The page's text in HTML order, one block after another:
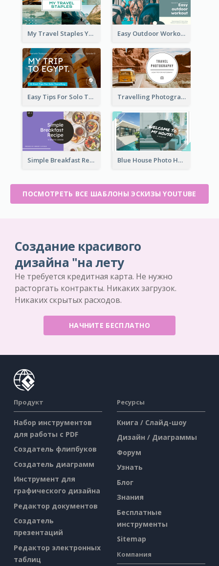
My Travel Staples YouTube Thumbnail Easy Outdoor Workout YouTube Thumbnail
Easy Tips For Solo Traveler YouTube Thumbnail Travelling Photography Tips YouTube Thumbnail
Simple Breakfast Recipe Tutorial YouTube Thumbnail Blue House Photo House Tour YouTube Thumbnail
ПОСМОТРЕТЬ ВСЕ ШАБЛОНЫ ЭСКИЗЫ YOUTUBE
Создание красивого
дизайна "на лету
Не требуется кредитная карта. Не нужно
расторгать контракты. Никаких загрузок.
Никаких скрытых расходов.
НАЧНИТЕ БЕСПЛАТНО
Продукт
Набор инструментов
для работы с PDF
Создатель флипбуков
Создатель диаграмм
Инструмент для
графического дизайна
Редактор документов
Создатель
презентаций
Редактор электронных
таблиц
Ресурсы
Книга / Слайд-шоу
Дизайн / Диаграммы
Форум
Узнать
Блог
Знания
Бесплатные
инструменты
Sitemap
Компания